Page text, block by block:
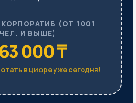
(ОТ 1001
ЧЕЛ. И ВЫШЕ)
000 ₸
в цифре уже сегодня!